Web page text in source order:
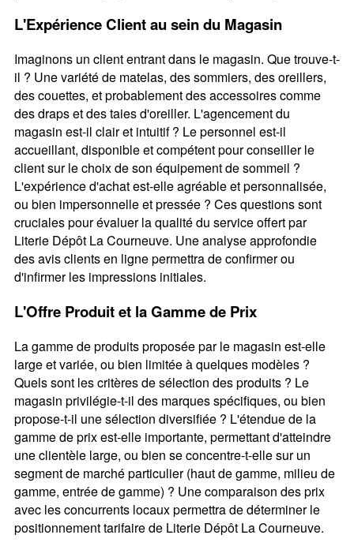
L'Expérience Client au sein du Magasin
Imaginons un client entrant dans le magasin. Que trouve-t-
il ? Une variété de matelas, des sommiers, des oreillers,
des couettes, et probablement des accessoires comme
des draps et des taies d'oreiller. L'agencement du
magasin est-il clair et intuitif ? Le personnel est-il
accueillant, disponible et compétent pour conseiller le
client sur le choix de son équipement de sommeil ?
L'expérience d'achat est-elle agréable et personnalisée,
ou bien impersonnelle et pressée ? Ces questions sont
cruciales pour évaluer la qualité du service offert par
Literie Dépôt La Courneuve. Une analyse approfondie
des avis clients en ligne permettra de confirmer ou
d'infirmer les impressions initiales.
L'Offre Produit et la Gamme de Prix
La gamme de produits proposée par le magasin est-elle
large et variée, ou bien limitée à quelques modèles ?
Quels sont les critères de sélection des produits ? Le
magasin privilégie-t-il des marques spécifiques, ou bien
propose-t-il une sélection diversifiée ? L'étendue de la
gamme de prix est-elle importante, permettant d'atteindre
une clientèle large, ou bien se concentre-t-elle sur un
segment de marché particulier (haut de gamme, milieu de
gamme, entrée de gamme) ? Une comparaison des prix
avec les concurrents locaux permettra de déterminer le
positionnement tarifaire de Literie Dépôt La Courneuve.